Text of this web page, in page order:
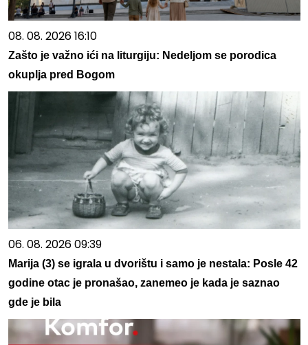
08. 08. 2026 16:10
Zašto je važno ići na liturgiju: Nedeljom se porodica
okuplja pred Bogom
06. 08. 2026 09:39
Marija (3) se igrala u dvorištu i samo je nestala: Posle 42
godine otac je pronašao, zanemeo je kada je saznao
gde je bila